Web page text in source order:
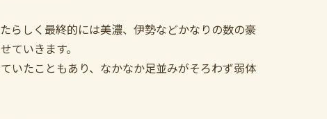
らしく最終的には美濃、伊勢などかなりの数の豪
ていきます。
いたこともあり、なかなか足並みがそろわず弱体